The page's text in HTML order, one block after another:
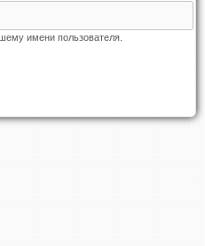
имени пользователя.